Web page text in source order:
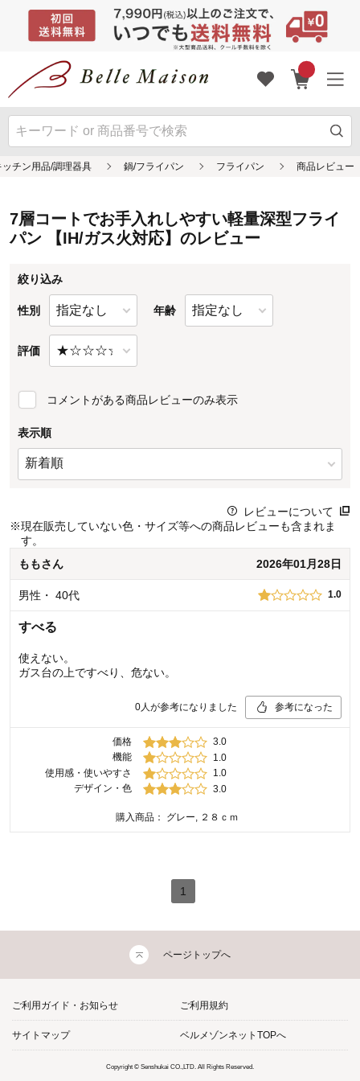
7層コートでお手入れしやすい軽量深型フライ
パン 【IH/ガス火対応】のレビュー
絞り込み
性別 年齢
評価
コメントがある商品レビューのみ表示
表示順
レビューについて
※現在販売していない色・サイズ等への商品レビューも含まれま
す。
ももさん 2026年01月28日
男性 ・ 40代 1.0
すべる
使えない。
ガス台の上ですべり、危ない。
0人が参考になりました 参考になった
価格
3.0
機能
1.0
使用感・使いやすさ
1.0
デザイン・色
3.0
購入商品： グレー, ２８ｃｍ
1
ページトップへ
ご利用ガイド・お知らせ ご利用規約
サイトマップ ベルメゾンネットTOPへ
Copyright © Senshukai CO.,LTD. All Rights Reserved.